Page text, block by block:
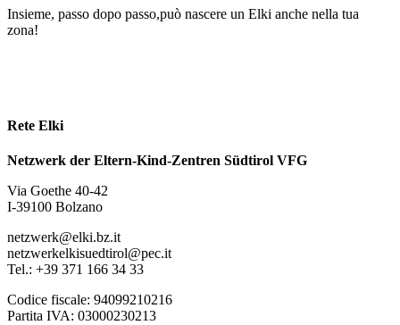
Insieme, passo dopo passo,può nascere un Elki anche nella tua
zona!
Rete Elki
Netzwerk der Eltern-Kind-Zentren Südtirol VFG
Via Goethe 40-42
I-39100 Bolzano
netzwerk@elki.bz.it
netzwerkelkisuedtirol@pec.it
Tel.: +39 371 166 34 33
Codice fiscale: 94099210216
Partita IVA: 03000230213